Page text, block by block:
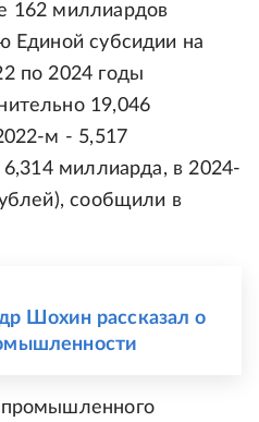
162 миллиардов
Единой субсидии на
по 2024 годы
19,046
м - 5,517
миллиарда, в 2024-
сообщили в
Шохин рассказал о